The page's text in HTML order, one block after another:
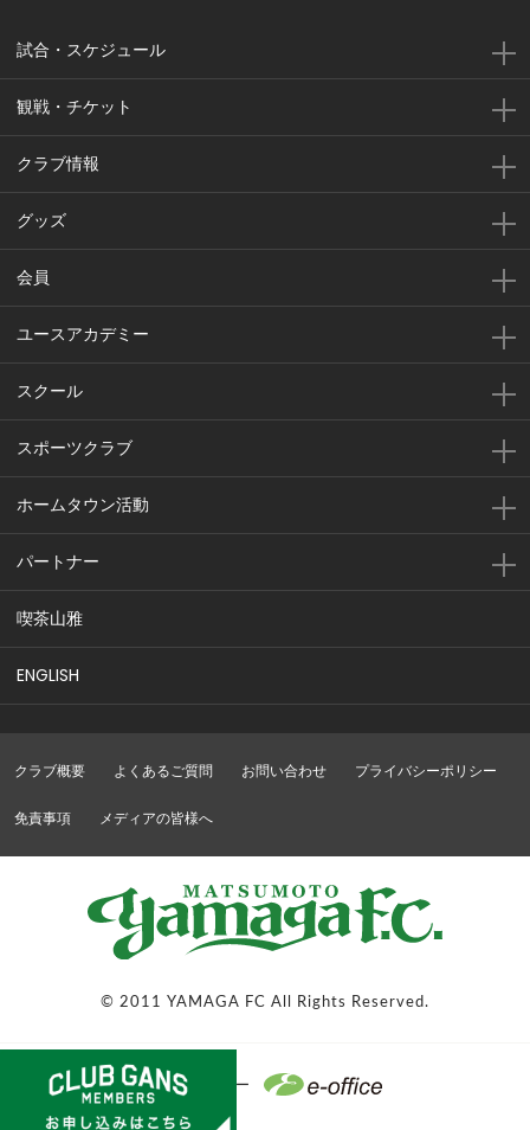
試合・スケジュール
観戦・チケット
クラブ情報
グッズ
会員
ユースアカデミー
スクール
スポーツクラブ
ホームタウン活動
パートナー
喫茶山雅
ENGLISH
クラブ概要 よくあるご質問 お問い合わせ プライバシーポリシー
免責事項 メディアの皆様へ
© 2011 YAMAGA FC All Rights Reserved.
WEBパートナー